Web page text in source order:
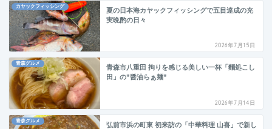
カヤックフィッシング
夏の日本海カヤックフィッシングで五目達成の充
実晩酌の日々
2026年7月15日
青森グルメ
青森市八重田 拘りを感じる美しい一杯「麵処こし
田」の”醤油らぁ麺”
2026年7月14日
青森グルメ
弘前市浜の町東 初来訪の「中華料理 山喜」で新し